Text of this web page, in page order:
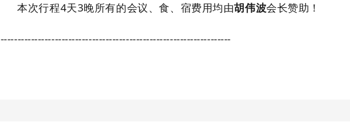
本次行程4天3晚所有的会议、食、宿费用均由胡伟波会长赞助！
--------------------------------------------------------------------